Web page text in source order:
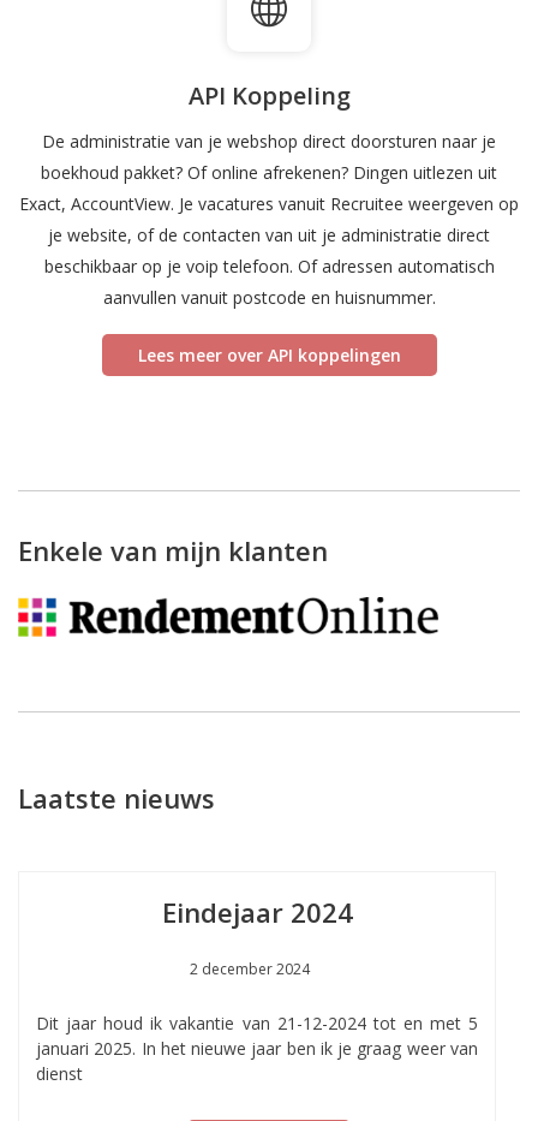
API Koppeling
De administratie van je webshop direct doorsturen naar je
boekhoud pakket? Of online afrekenen? Dingen uitlezen uit
Exact, AccountView. Je vacatures vanuit Recruitee weergeven op
je website, of de contacten van uit je administratie direct
beschikbaar op je voip telefoon. Of adressen automatisch
aanvullen vanuit postcode en huisnummer.
Lees meer over API koppelingen
Enkele van mijn klanten
Laatste nieuws
Eindejaar 2024
2 december 2024
Dit jaar houd ik vakantie van 21-12-2024 tot en met 5
januari 2025. In het nieuwe jaar ben ik je graag weer van
dienst